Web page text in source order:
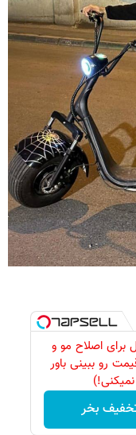
برای اصلاح مو و
رو ببینی باور
نمیکنی!)
بخر